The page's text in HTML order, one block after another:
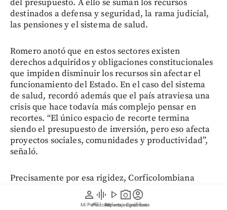
person
Mi Perfil
graphic_eq
Pódcast
play_arrow
Videos
photo_camera
Reportajes gráficos
account_circle
Suscríbete
del presupuesto. A ello se suman los recursos
destinados a defensa y seguridad, la rama judicial,
las pensiones y el sistema de salud.
Romero anotó que en estos sectores existen
derechos adquiridos y obligaciones constitucionales
que impiden disminuir los recursos sin afectar el
funcionamiento del Estado. En el caso del sistema
de salud, recordó además que el país atraviesa una
crisis que hace todavía más complejo pensar en
recortes. “El único espacio de recorte termina
siendo el presupuesto de inversión, pero eso afecta
proyectos sociales, comunidades y productividad”,
señaló.
Precisamente por esa rigidez, Corficolombiana
considera que una reducción significativa del gasto
solo sería posible mediante una reforma